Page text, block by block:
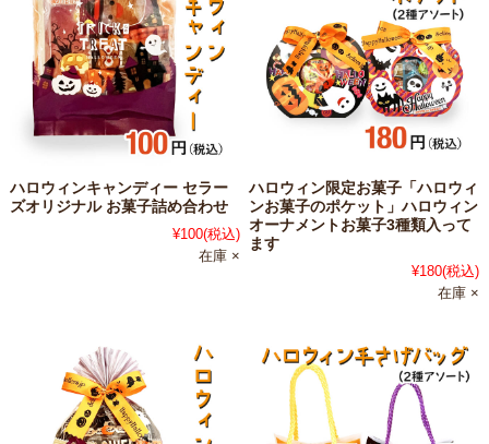
ハロウィンキャンディー セラー
ズオリジナル お菓子詰め合わせ
¥100(税込)
在庫 ×
ハロウィン限定お菓子「ハロウィ
ンお菓子のポケット」ハロウィン
オーナメントお菓子3種類入って
ます
¥180(税込)
在庫 ×